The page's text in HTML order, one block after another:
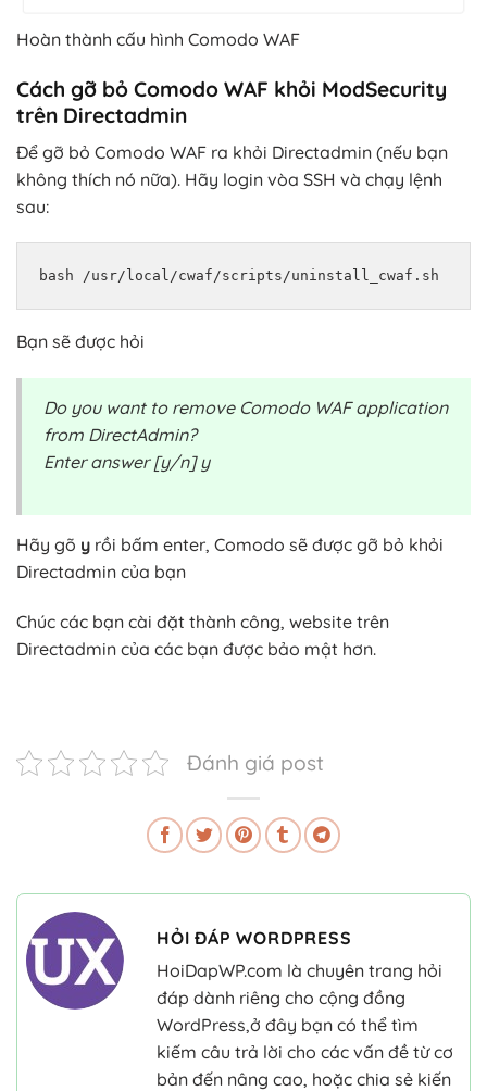
Hoàn thành cấu hình Comodo WAF
Cách gỡ bỏ Comodo WAF khỏi ModSecurity
trên Directadmin
Để gỡ bỏ Comodo WAF ra khỏi Directadmin (nếu bạn
không thích nó nữa). Hãy login vòa SSH và chạy lệnh
sau:
bash /usr/local/cwaf/scripts/uninstall_cwaf.sh
Bạn sẽ được hỏi
Do you want to remove Comodo WAF application
from DirectAdmin?
Enter answer [y/n] y
Hãy gõ y rồi bấm enter, Comodo sẽ được gỡ bỏ khỏi
Directadmin của bạn
Chúc các bạn cài đặt thành công, website trên
Directadmin của các bạn được bảo mật hơn.
Đánh giá post
HỎI ĐÁP WORDPRESS
HoiDapWP.com là chuyên trang hỏi
đáp dành riêng cho cộng đồng
WordPress,ở đây bạn có thể tìm
kiếm câu trả lời cho các vấn đề từ cơ
bản đến nâng cao, hoặc chia sẻ kiến